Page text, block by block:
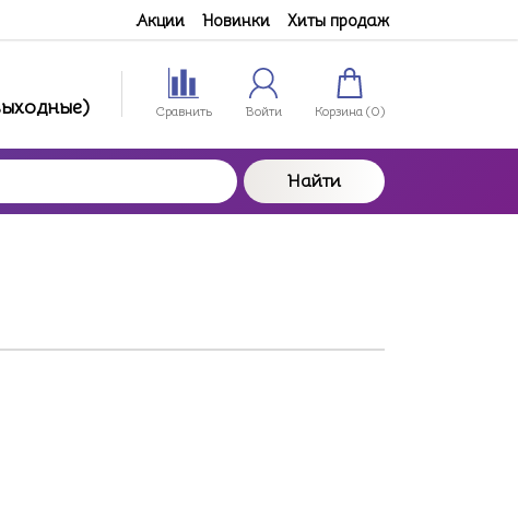
Акции Новинки Хиты продаж
Сравнить Войти Корзина (0)
Найти